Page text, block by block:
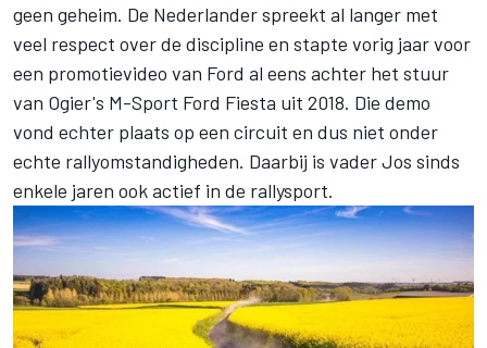
geen geheim. De Nederlander spreekt al langer met
veel respect over de discipline en stapte vorig jaar voor
een promotievideo van Ford al eens achter het stuur
van Ogier's M-Sport Ford Fiesta uit 2018. Die demo
vond echter plaats op een circuit en dus niet onder
echte rallyomstandigheden. Daarbij is vader Jos sinds
enkele jaren ook actief in de rallysport.